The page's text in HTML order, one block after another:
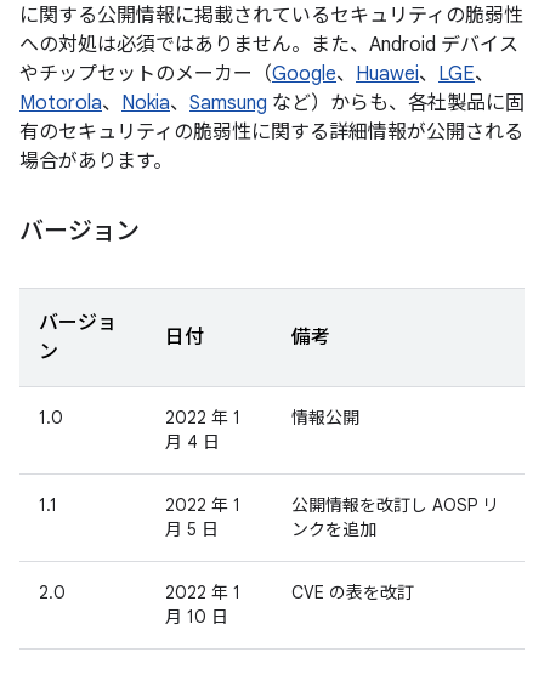
に関する公開情報に掲載されているセキュリティの脆弱性
への対処は必須ではありません。また、Android デバイス
やチップセットのメーカー（Google、 Huawei、 LGE、
Motorola、 Nokia、 Samsung など）からも、各社製品に固
有のセキュリティの脆弱性に関する詳細情報が公開される
場合があります。
バージョン
バージョ
ン
日付 備考
1.0
2022 年 1
月 4 日
情報公開
1.1
2022 年 1
月 5 日
公開情報を改訂し AOSP リ
ンクを追加
2.0
2022 年 1
月 10 日
CVE の表を改訂